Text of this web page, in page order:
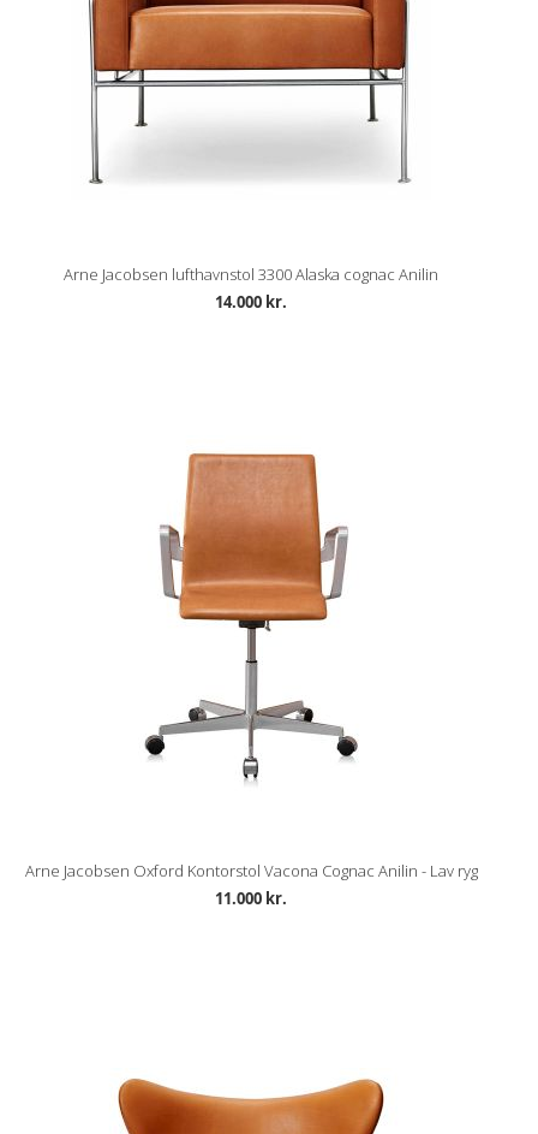
Arne Jacobsen lufthavnstol 3300 Alaska cognac Anilin
14.000 kr.
Arne Jacobsen Oxford Kontorstol Vacona Cognac Anilin - Lav ryg
11.000 kr.